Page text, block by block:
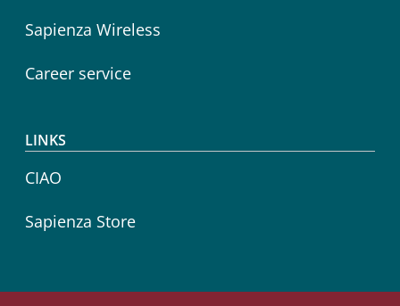
Sapienza Wireless
Career service
LINKS
CIAO
Sapienza Store